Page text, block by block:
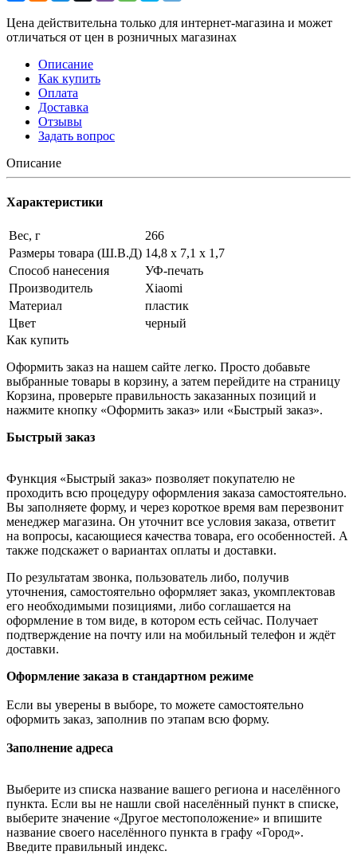
Цена действительна только для интернет-магазина и может
отличаться от цен в розничных магазинах
Описание
Как купить
Оплата
Доставка
Отзывы
Задать вопрос
Описание
Характеристики
Вес, г
266
Размеры товара (Ш.В.Д) 14,8 x 7,1 x 1,7
Способ нанесения
УФ-печать
Производитель
Xiaomi
Материал
пластик
Цвет
черный
Как купить
Оформить заказ на нашем сайте легко. Просто добавьте
выбранные товары в корзину, а затем перейдите на страницу
Корзина, проверьте правильность заказанных позиций и
нажмите кнопку «Оформить заказ» или «Быстрый заказ».
Быстрый заказ
Функция «Быстрый заказ» позволяет покупателю не
проходить всю процедуру оформления заказа самостоятельно.
Вы заполняете форму, и через короткое время вам перезвонит
менеджер магазина. Он уточнит все условия заказа, ответит
на вопросы, касающиеся качества товара, его особенностей. А
также подскажет о вариантах оплаты и доставки.
По результатам звонка, пользователь либо, получив
уточнения, самостоятельно оформляет заказ, укомплектовав
его необходимыми позициями, либо соглашается на
оформление в том виде, в котором есть сейчас. Получает
подтверждение на почту или на мобильный телефон и ждёт
доставки.
Оформление заказа в стандартном режиме
Если вы уверены в выборе, то можете самостоятельно
оформить заказ, заполнив по этапам всю форму.
Заполнение адреса
Выберите из списка название вашего региона и населённого
пункта. Если вы не нашли свой населённый пункт в списке,
выберите значение «Другое местоположение» и впишите
название своего населённого пункта в графу «Город».
Введите правильный индекс.